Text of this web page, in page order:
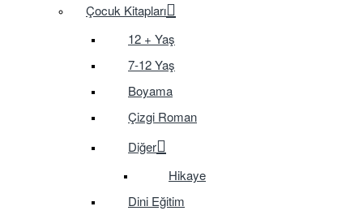
Çocuk Kitapları
12 + Yaş
7-12 Yaş
Boyama
Çizgi Roman
Diğer
Hikaye
Dini Eğitim